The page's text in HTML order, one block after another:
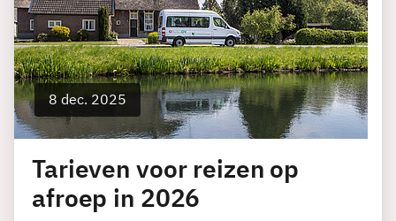
8 dec. 2025
Tarieven voor reizen op
afroep in 2026